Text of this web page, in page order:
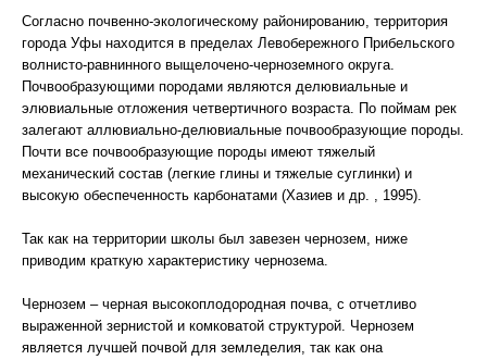
Согласно почвенно-экологическому районированию, территория
города Уфы находится в пределах Левобережного Прибельского
волнисто-равнинного выщелочено-черноземного округа.
Почвообразующими породами являются делювиальные и
элювиальные отложения четвертичного возраста. По поймам рек
залегают аллювиально-делювиальные почвообразующие породы.
Почти все почвообразующие породы имеют тяжелый
механический состав (легкие глины и тяжелые суглинки) и
высокую обеспеченность карбонатами (Хазиев и др. , 1995).
Так как на территории школы был завезен чернозем, ниже
приводим краткую характеристику чернозема.
Чернозем – черная высокоплодородная почва, с отчетливо
выраженной зернистой и комковатой структурой. Чернозем
является лучшей почвой для земледелия, так как она